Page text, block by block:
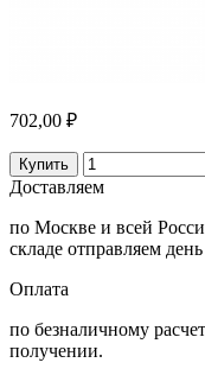
702,00 ₽
Купить
Доставляем
по Москве и всей
складе отправляем
Оплата
по безналичному
получении.